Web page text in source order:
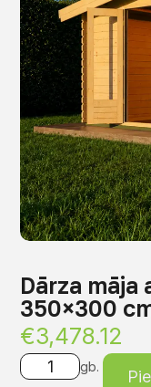
Dārza māja
350×300
€3,478.12
gb.